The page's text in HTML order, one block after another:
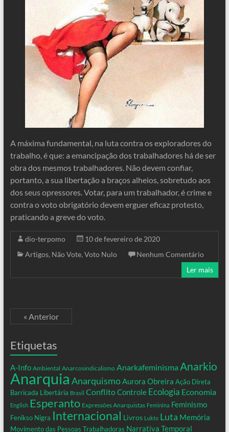
A máxima fundamental, na luta contra os exploradores do
trabalho, é que: a emancipação dos trabalhadores há de ser
obra dos mesmos trabalhadores. Não devem confiar,
portanto, a sua libertação a braços alheios, sobretudo aos
dos seus opressores. Votar, para um trabalhador, é crime e
contra o voto obrigatório devem erguer eficaz protesto,
praticando a greve do voto.
dio-terpomo
10 de fevereiro de 2020
Artigos, Não Vote, Voto Nulo
Nenhum Comentário
Ler mais
« Anterior
Etiquetas
A-Info Ambiental Anarcosindicalismo Anarkafeminisma Anarkio
Anarquia AnarquismoAurora Obreira Ação Direta
Barricada Libertária Brasil ConflitoControle Ecologia Economia
English Esperanto Expressões Anarquistas Feminina Feminismo
Fenikso Nigra Internacional Livros Lukto Luta Memória
Movimento das Pessoas Trabalhadoras Narrativa Temporal